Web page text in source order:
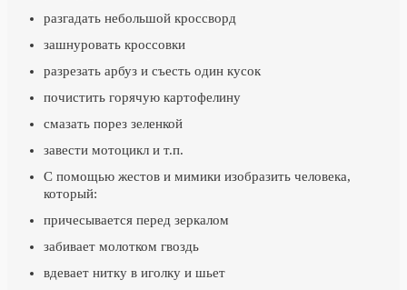
разгадать небольшой кроссворд
зашнуровать кроссовки
разрезать арбуз и съесть один кусок
почистить горячую картофелину
смазать порез зеленкой
завести мотоцикл и т.п.
С помощью жестов и мимики изобразить человека,
который:
причесывается перед зеркалом
забивает молотком гвоздь
вдевает нитку в иголку и шьет